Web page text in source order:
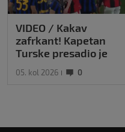
VIDEO / Kakav
zafrkant! Kapetan
Turske presadio je
se Modrić našalio s
05. kol 2026 0